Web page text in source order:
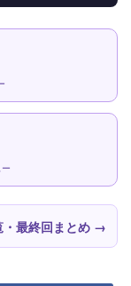
・最終回まとめ →